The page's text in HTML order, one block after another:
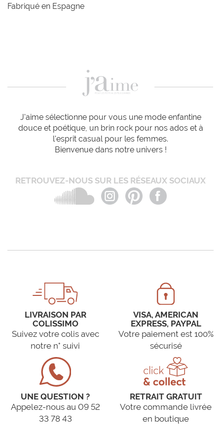
Fabriqué en Espagne
J'aime sélectionne pour vous une mode enfantine
douce et poétique, un brin rock pour nos ados et à
l'esprit casual pour les femmes.
Bienvenue dans notre univers !
RETROUVEZ-NOUS SUR LES RÉSEAUX SOCIAUX
LIVRAISON PAR
COLISSIMO
Suivez votre colis avec
notre n° suivi
VISA, AMERICAN
EXPRESS, PAYPAL
Votre paiement est 100%
sécurisé
UNE QUESTION ?
Appelez-nous au 09 52
33 78 43
RETRAIT GRATUIT
Votre commande livrée
en boutique